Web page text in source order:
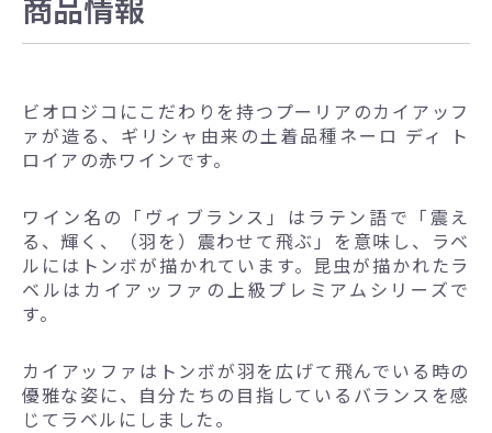
ビオロジコにこだわりを持つプーリアのカイアッフ
ァが造る、ギリシャ由来の土着品種ネーロ ディ ト
ロイアの赤ワインです。
ワイン名の「ヴィブランス」はラテン語で「震え
る、輝く、（羽を）震わせて飛ぶ」を意味し、ラベ
ルにはトンボが描かれています。昆虫が描かれたラ
ベルはカイアッファの上級プレミアムシリーズで
す。
カイアッファはトンボが羽を広げて飛んでいる時の
優雅な姿に、自分たちの目指しているバランスを感
じてラベルにしました。